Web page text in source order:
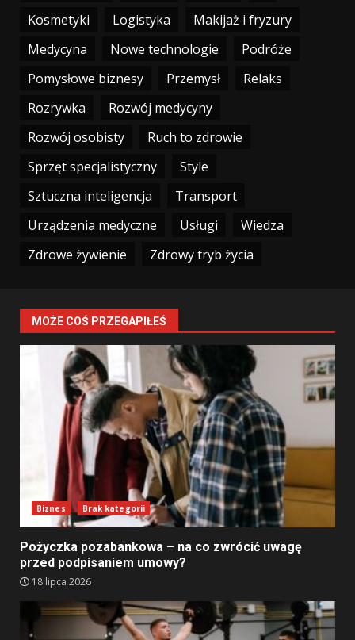
Kosmetyki
Logistyka
Makijaż i fryzury
Medycyna
Nowe technologie
Podróże
Pomysłowe biznesy
Przemysł
Relaks
Rozrywka
Rozwój medycyny
Rozwój osobisty
Ruch to zdrowie
Sprzęt specjalistyczny
Style
Sztuczna inteligencja
Transport
Urządzenia medyczne
Usługi
Wiedza
Zdrowe żywienie
Zdrowy tryb życia
MOŻE COŚ PRZEGAPIŁEŚ
Biznes Brak kategorii
Pożyczka pozabankowa – na co zwrócić uwagę
przed podpisaniem umowy?
18 lipca 2026